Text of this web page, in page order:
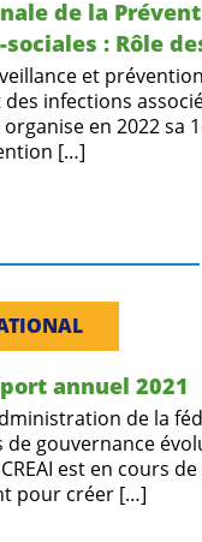
de la
: Rôle
et
infections
en 2022 sa
[…]
annuel 2021
de la
de gouvernance
est en cours
pour créer […]